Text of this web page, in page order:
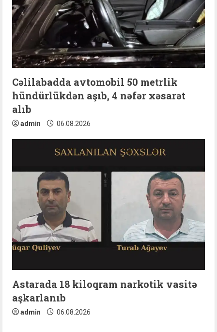
Cəlilabadda avtomobil 50 metrlik
hündürlükdən aşıb, 4 nəfər xəsarət
alıb
admin 06.08.2026
Astarada 18 kiloqram narkotik vasitə
aşkarlanıb
admin 06.08.2026